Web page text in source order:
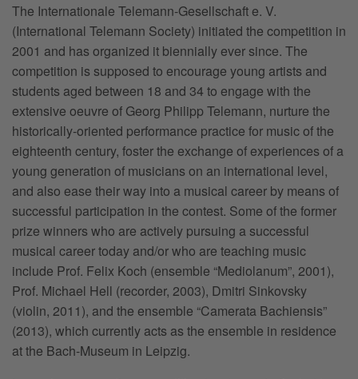
The Internationale Telemann-Gesellschaft e. V.
(International Telemann Society) initiated the competition in
2001 and has organized it biennially ever since. The
competition is supposed to encourage young artists and
students aged between 18 and 34 to engage with the
extensive oeuvre of Georg Philipp Telemann, nurture the
historically-oriented performance practice for music of the
eighteenth century, foster the exchange of experiences of a
young generation of musicians on an international level,
and also ease their way into a musical career by means of
successful participation in the contest. Some of the former
prize winners who are actively pursuing a successful
musical career today and/or who are teaching music
include Prof. Felix Koch (ensemble “Mediolanum”, 2001),
Prof. Michael Hell (recorder, 2003), Dmitri Sinkovsky
(violin, 2011), and the ensemble “Camerata Bachiensis”
(2013), which currently acts as the ensemble in residence
at the Bach-Museum in Leipzig.